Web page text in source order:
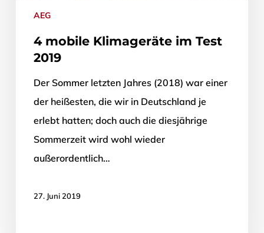
AEG
4 mobile Klimageräte im Test
2019
Der Sommer letzten Jahres (2018) war einer
der heißesten, die wir in Deutschland je
erlebt hatten; doch auch die diesjährige
Sommerzeit wird wohl wieder
außerordentlich…
27. Juni 2019